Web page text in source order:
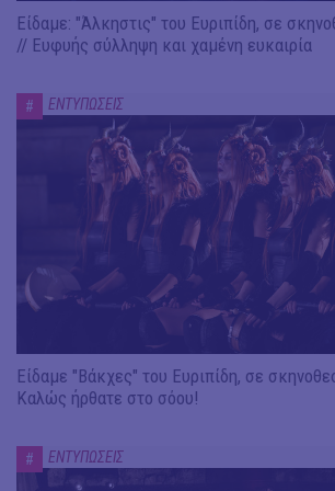
Είδαμε: "Άλκηστις" του Ευριπίδη, σε
// Ευφυής σύλληψη και χαμένη ευκαιρία
# ΕΝΤΥΠΩΣΕΙΣ
Είδαμε "Βάκχες" του Ευριπίδη, σε
Καλώς ήρθατε στο σόου!
# ΕΝΤΥΠΩΣΕΙΣ